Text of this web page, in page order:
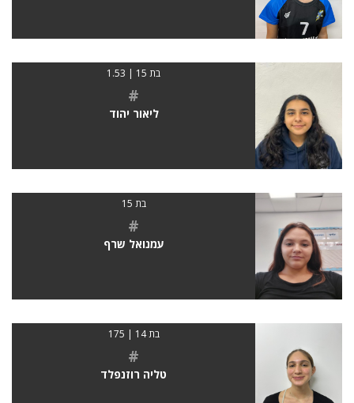
בת 15 | 1.53
#
ליאור יהוד
בת 15
#
עמנואל שרף
בת 14 | 175
#
טליה רוזנפלד